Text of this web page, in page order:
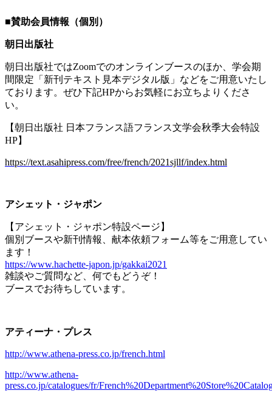
■賛助会員情報（個別）
朝日出版社
朝日出版社ではZoomでのオンラインブースのほか、学会期
間限定「新刊テキスト見本デジタル版」などをご用意いたし
ております。ぜひ下記HPからお気軽にお立ちよりくださ
い。
【朝日出版社 日本フランス語フランス文学会秋季大会特設
HP】
https://text.asahipress.com/free/french/2021sjllf/index.html
アシェット・ジャポン
【アシェット・ジャポン特設ページ】
個別ブースや新刊情報、献本依頼フォーム等をご用意してい
ます！
https://www.hachette-japon.jp/gakkai2021
雑談やご質問など、何でもどうぞ！
ブースでお待ちしています。
アティーナ・プレス
http://www.athena-press.co.jp/french.html
http://www.athena-
press.co.jp/catalogues/fr/